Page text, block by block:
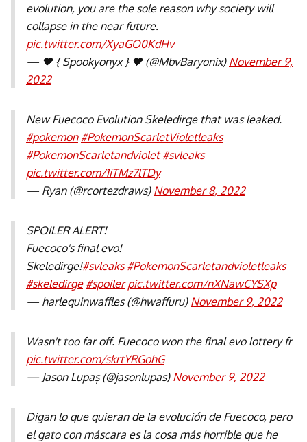
evolution, you are the sole reason why society will
collapse in the near future.
pic.twitter.com/XyaGO0KdHv
— 🖤 { Spookyonyx } 🖤 (@MbvBaryonix) November 9,
2022
New Fuecoco Evolution Skeledirge that was leaked.
#pokemon #PokemonScarletVioletleaks
#PokemonScarletandviolet #svleaks
pic.twitter.com/1iTMz7lTDy
— Ryan (@rcortezdraws) November 8, 2022
SPOILER ALERT!
Fuecoco's final evo!
Skeledirge!#svleaks #PokemonScarletandvioletleaks
#skeledirge #spoiler pic.twitter.com/nXNawCYSXp
— harlequinwaffles (@hwaffuru) November 9, 2022
Wasn't too far off. Fuecoco won the final evo lottery fr
pic.twitter.com/skrtYRGohG
— Jason Lupaș (@jasonlupas) November 9, 2022
Digan lo que quieran de la evolución de Fuecoco, pero
el gato con máscara es la cosa más horrible que he